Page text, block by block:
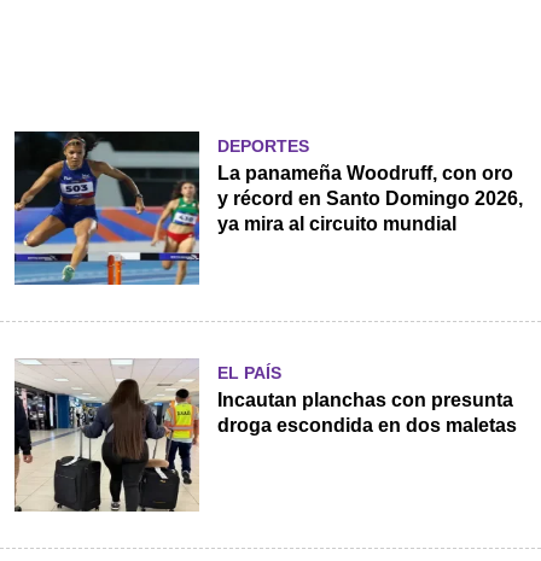
DEPORTES
La panameña Woodruff, con oro
y récord en Santo Domingo 2026,
ya mira al circuito mundial
EL PAÍS
Incautan planchas con presunta
droga escondida en dos maletas